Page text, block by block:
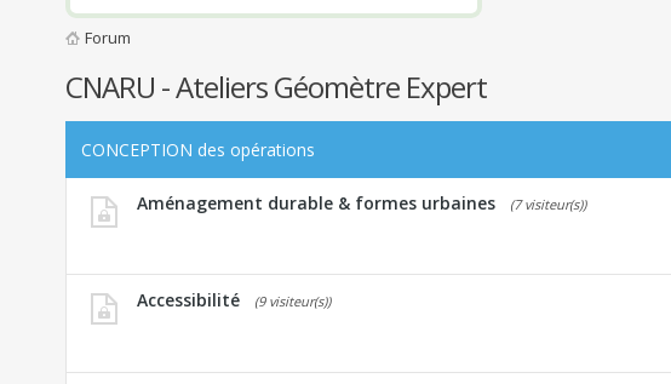
Forum
CNARU - Ateliers Géomètre Expert
CONCEPTION des opérations
Aménagement durable & formes urbaines (7 visiteur(s))
Accessibilité (9 visiteur(s))